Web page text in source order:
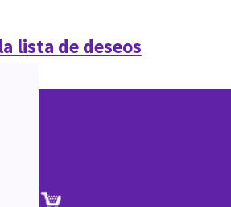
lista de deseos